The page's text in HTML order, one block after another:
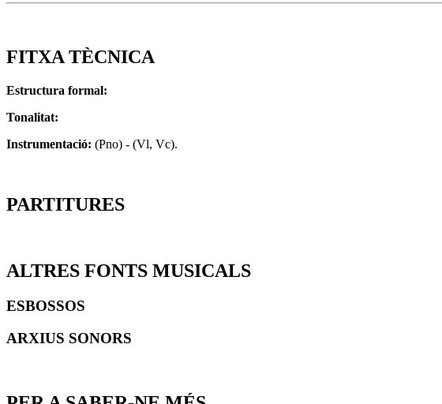
FITXA TÈCNICA
Estructura formal:
Tonalitat:
Instrumentació: (Pno) - (Vl, Vc).
PARTITURES
ALTRES FONTS MUSICALS
ESBOSSOS
ARXIUS SONORS